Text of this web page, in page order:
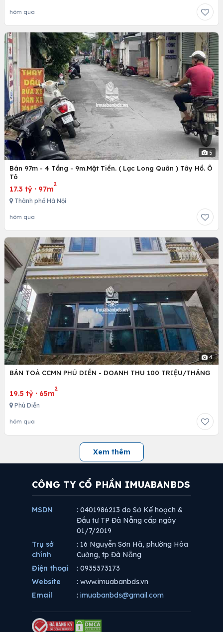
hôm qua
5
Bán 97m - 4 Tầng - 9m.Mặt Tiền. ( Lạc Long Quân ) Tây Hồ. Ô
Tô
17.3 tỷ · 97m
2
Thành phố Hà Nội
hôm qua
4
BÁN TOÀ CCMN PHÚ DIỄN - DOANH THU 100 TRIỆU/THÁNG
19.5 tỷ · 65m
2
Phú Diễn
hôm qua
Xem thêm
CÔNG TY CỔ PHẦN IMUABANBDS
MSDN
: 0401986213 do Sở Kế hoạch &
Đầu tư TP Đà Nẵng cấp ngày
01/7/2019
Trụ sở
chính
: 16 Nguyễn Sơn Hà, phường Hòa
Cường, tp Đà Nẵng
Điện thoại
: 0935373173
Website
: www.imuabanbds.vn
Email
: imuabanbds@gmail.com